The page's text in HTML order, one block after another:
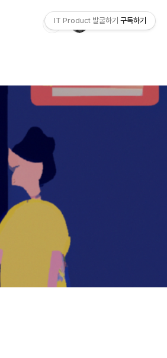
IT Product 발굴하기 구독하기